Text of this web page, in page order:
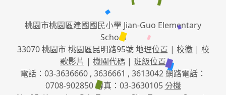
桃園市桃園區建國國民小學 Jian-Guo Elementary
School
33070 桃園市 桃園區昆明路95號地理位置 | 校徽| 校
歌影片 | 機關代碼 | 班級位置
電話：03-3636660 , 3636661 , 3613042 網路電話：
0708-902850 傳真：03-3630105分機